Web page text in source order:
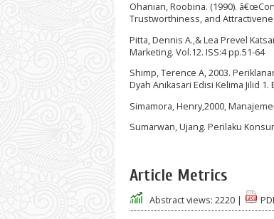
Ohanian, Roobina. (1990).
Trustworthiness, and
Pitta, Dennis A.,& Lea Prevel
Marketing. Vol.12. ISS:4 pp.51-64
Shimp, Terence A, 2003.
Dyah Anikasari Edisi Kelima Jilid 1.
Simamora, Henry,2000,
Sumarwan, Ujang. Perilaku
Article Metrics
Abstract views: 2220 |